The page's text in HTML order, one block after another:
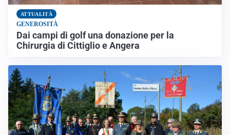
ATTUALITÀ
GENEROSITÀ
Dai campi di golf una donazione per la
Chirurgia di Cittiglio e Angera